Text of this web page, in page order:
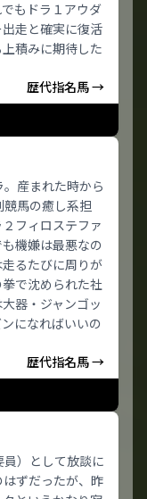
もドラ１アウダ
走と確実に復活
積みに期待した
歴代指名馬 →
産まれた時から
競馬の癒し系担
フィロステファ
機嫌は最悪なの
るたびに周りが
で沈められた社
器・ジャンゴッ
になればいいの
歴代指名馬 →
）として放談に
ずだったが、昨